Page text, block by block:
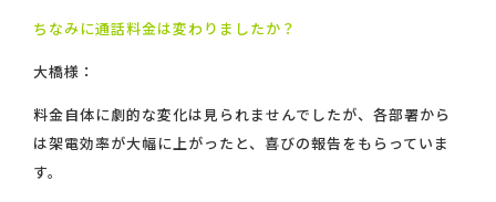
ちなみに通話料金は変わりましたか？
大橋様：
料金自体に劇的な変化は見られませんでしたが、各部署から
は架電効率が大幅に上がったと、喜びの報告をもらっていま
す。